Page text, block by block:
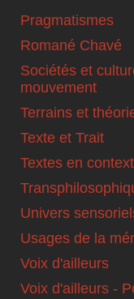
Pragmatismes
Romané Chavé
Sociétés et
mouvement
Terrains et
Texte et Trait
Textes en
Univers
Usages de la
Voix d'ailleurs
Voix d'ailleurs -